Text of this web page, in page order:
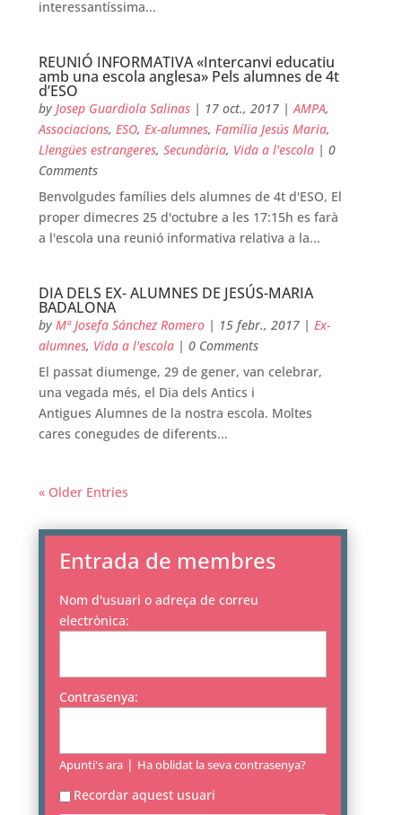
interessantíssima...
REUNIÓ INFORMATIVA «Intercanvi educatiu
amb una escola anglesa» Pels alumnes de 4t
d’ESO
by Josep Guardiola Salinas | 17 oct., 2017 | AMPA,
Associacions, ESO, Ex-alumnes, Família Jesús Maria,
Llengües estrangeres, Secundària, Vida a l'escola | 0
Comments
Benvolgudes famílies dels alumnes de 4t d'ESO, El
proper dimecres 25 d'octubre a les 17:15h es farà
a l'escola una reunió informativa relativa a la...
DIA DELS EX- ALUMNES DE JESÚS-MARIA
BADALONA
by Mª Josefa Sánchez Romero | 15 febr., 2017 | Ex-
alumnes, Vida a l'escola | 0 Comments
El passat diumenge, 29 de gener, van celebrar,
una vegada més, el Dia dels Antics i
Antigues Alumnes de la nostra escola. Moltes
cares conegudes de diferents...
« Older Entries
Entrada de membres
Nom d'usuari o adreça de correu
electrònica:
Contrasenya:
Apunti's ara | Ha oblidat la seva contrasenya?
Recordar aquest usuari